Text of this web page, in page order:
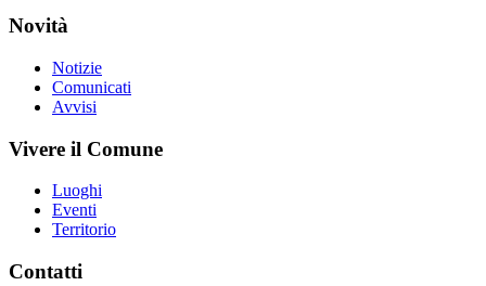
Novità
Notizie
Comunicati
Avvisi
Vivere il Comune
Luoghi
Eventi
Territorio
Contatti